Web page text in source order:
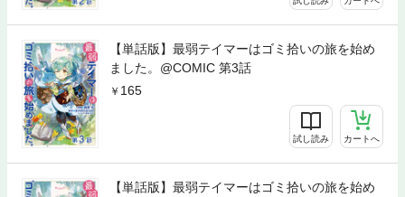
【単話版】最弱テイマーはゴミ拾いの旅を始め
ました。@COMIC 第3話
165
試し読み カートへ
【単話版】最弱テイマーはゴミ拾いの旅を始め